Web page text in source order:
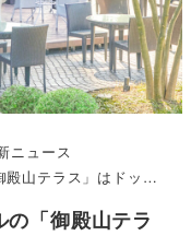
ニュース
の愛犬用メニューも用意♪【東京・2021年3月オープン】
の「御殿山テラ